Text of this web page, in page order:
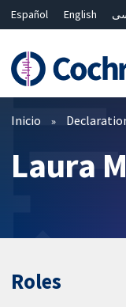
Español English
Bahasa Malaysia
ไทย
Filtros
Inicio
Laura
Roles